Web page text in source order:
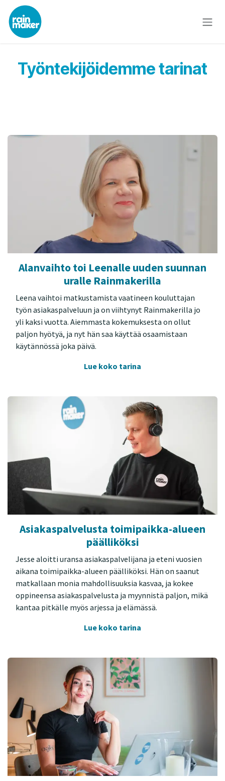
Skip to Content
Työntekijöidemme tarinat
Alanvaihto toi Leenalle uuden suunnan
uralle Rainmakerilla
Leena vaihtoi matkustamista vaatineen kouluttajan
työn asiakaspalveluun ja on viihtynyt Rainmakerilla jo
yli kaksi vuotta. Aiemmasta kokemuksesta on ollut
paljon hyötyä, ja nyt hän saa käyttää osaamistaan
käytännössä joka päivä.
Lue koko tarina
Asiakaspalvelusta toimipaikka-alueen
päälliköksi
Jesse aloitti uransa asiakaspalvelijana ja eteni vuosien
aikana toimipaikka-alueen päälliköksi. Hän on saanut
matkallaan monia mahdollisuuksia kasvaa, ja kokee
oppineensa asiakaspalvelusta ja myynnistä paljon, mikä
kantaa pitkälle myös arjessa ja elämässä.
Lue koko tarina